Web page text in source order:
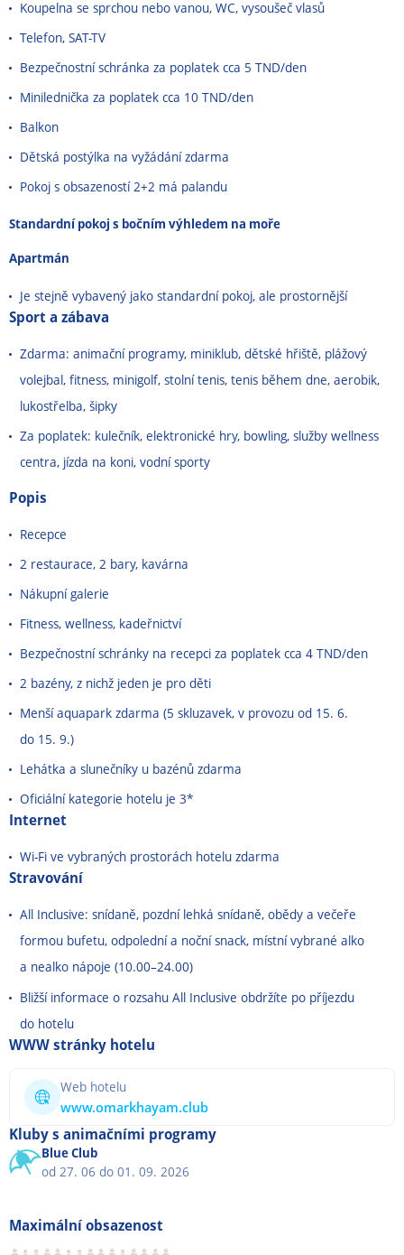
Koupelna se sprchou nebo vanou, WC, vysoušeč vlasů
Telefon, SAT-TV
Bezpečnostní schránka za poplatek cca 5 TND/den
Minilednička za poplatek cca 10 TND/den
Balkon
Dětská postýlka na vyžádání zdarma
Pokoj s obsazeností 2+2 má palandu
Standardní pokoj s bočním výhledem na moře
Apartmán
Je stejně vybavený jako standardní pokoj, ale prostornější
Sport a zábava
Zdarma: animační programy, miniklub, dětské hřiště, plážový
volejbal, fitness, minigolf, stolní tenis, tenis během dne, aerobik,
lukostřelba, šipky
Za poplatek: kulečník, elektronické hry, bowling, služby wellness
centra, jízda na koni, vodní sporty
Popis
Recepce
2 restaurace, 2 bary, kavárna
Nákupní galerie
Fitness, wellness, kadeřnictví
Bezpečnostní schránky na recepci za poplatek cca 4 TND/den
2 bazény, z nichž jeden je pro děti
Menší aquapark zdarma (5 skluzavek, v provozu od 15. 6.
do 15. 9.)
Lehátka a slunečníky u bazénů zdarma
Oficiální kategorie hotelu je 3*
Internet
Wi-Fi ve vybraných prostorách hotelu zdarma
Stravování
All Inclusive: snídaně, pozdní lehká snídaně, obědy a večeře
formou bufetu, odpolední a noční snack, místní vybrané alko
a nealko nápoje (10.00–24.00)
Bližší informace o rozsahu All Inclusive obdržíte po příjezdu
do hotelu
WWW stránky hotelu
Web hotelu
www.omarkhayam.club
Kluby s animačními programy
Blue Club
od 27. 06 do 01. 09. 2026
Maximální obsazenost